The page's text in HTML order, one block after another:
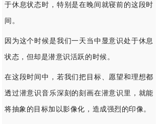
于休息状态时，特别是在晚间就寝前的这段时
间。
因为这个时候是我们一天当中显意识处于休息
状态，但却是潜意识活跃的时候。
在这段时间中，若我们把目标、愿望和理想都
透过潜意识音乐深刻的刻画在潜意识里，就能
将抽象的目标加以影像化，造成强烈的印像。